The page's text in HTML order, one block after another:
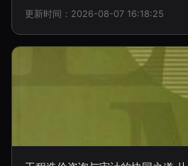
更新时间：2026-08-07 16:18:25